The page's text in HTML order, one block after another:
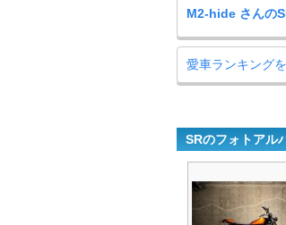
M2-hide さんの
愛車ランキング
SRのフォトアル